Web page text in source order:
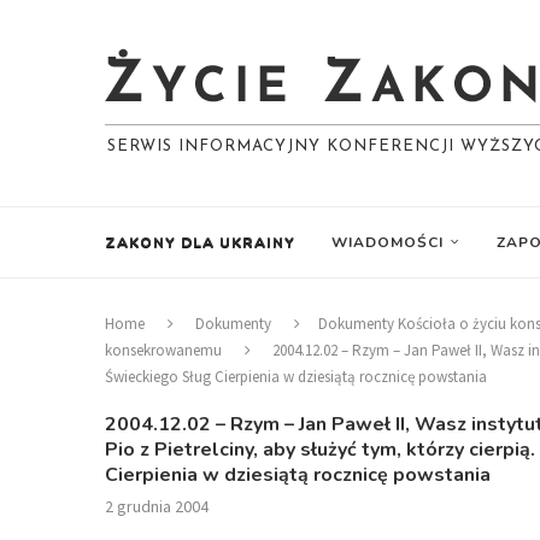
SERWIS INFORMACYJNY KONFERENCJI
ZAKONY DLA UKRAINY WIADOMOŚCI
Home Dokumenty
Dokumenty Kościoła o życiu
konsekrowanemu
2004.12.02 – Rzym – Jan Paweł II,
Świeckiego Sług Cierpienia w dziesiątą rocznicę powstania
2004.12.02 – Rzym – Jan Paweł II, Wasz
Pio z Pietrelciny, aby służyć tym, którzy
Cierpienia w dziesiątą rocznicę powstania
2 grudnia 2004